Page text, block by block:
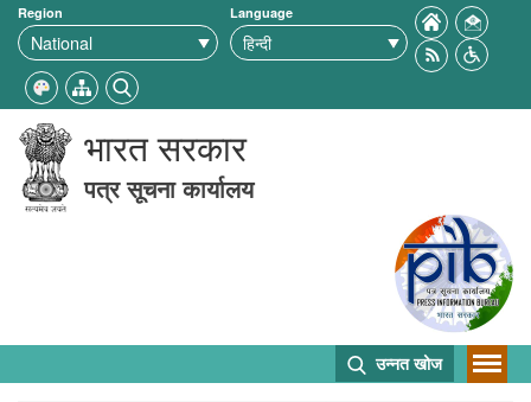
Region Language
भारत सरकार
पत्र सूचना कार्यालय
उन्नत खोज